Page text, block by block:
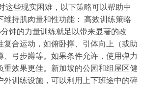
这些现实困难，以下策略可以帮助中
维持肌肉量和性功能： 高效训练策略
钟的力量训练就足以带来显著的改
复合运动，如俯卧撑、引体向上（或助
、弓步蹲等。如果条件允许，使用弹力
重效果更佳。新加坡的公园和组屋区健
外训练设施，可以利用上下班途中的碎